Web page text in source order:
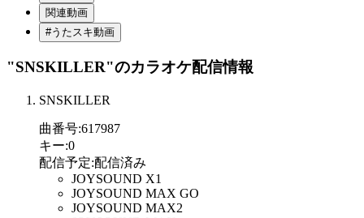
関連動画
#うたスキ動画
"SNSKILLER"のカラオケ配信情報
SNSKILLER
曲番号:617987
キー:0
配信予定:配信済み
JOYSOUND X1
JOYSOUND MAX GO
JOYSOUND MAX2